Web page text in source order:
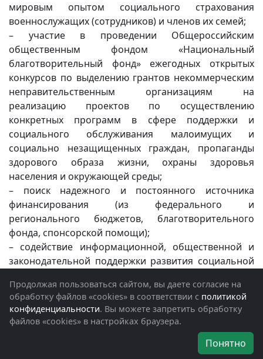
мировым опытом социального страхования
военнослужащих (сотрудников) и членов их семей;
– участие в проведении Общероссийским
общественным фондом «Национальный
благотворительный фонд» ежегодных открытых
конкурсов по выделению грантов некоммерческим
неправительственным организациям на
реализацию проектов по осуществлению
конкретных программ в сфере поддержки и
социального обслуживания малоимущих и
социально незащищенных граждан, пропаганды
здорового образа жизни, охраны здоровья
населения и окружающей среды;
– поиск надежного и постоянного источника
финансирования (из федерального и
регионального бюджетов, благотворительного
фонда, спонсорской помощи);
– содействие информационной, общественной и
законодательной поддержки развития социальной
социальной поддержкой ветеранов, реабилитацией
инвалидов вследствие боевых действий и военной
травмы, возвращением их к трудовой деятельности,
обучением новой профессии, созданием новых
моделей реабилитационных учреждений,
Продолжая пользоваться сайтом, вы даете согласие на
обработку файлов «cookies» в соответствии с политикой
конфиденциальности. Вы можете запретить обработку
файлов «cookies» в настройках браузера.
Понятно